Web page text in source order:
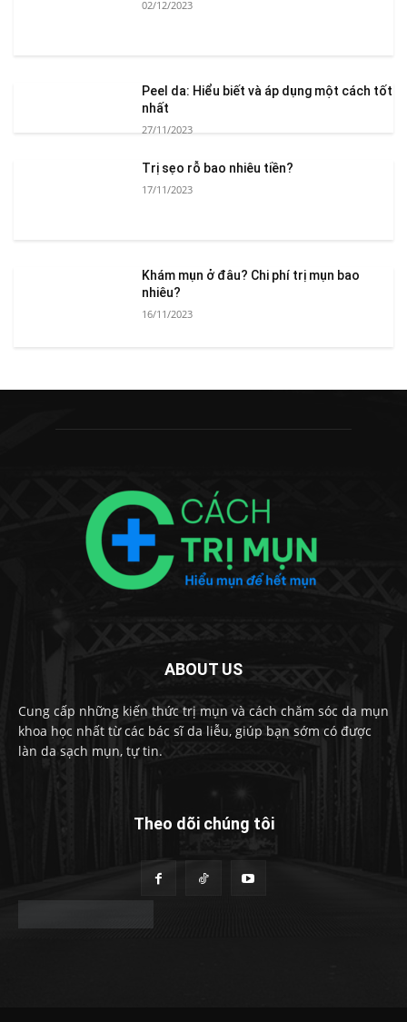
02/12/2023
Peel da: Hiểu biết và áp dụng một cách tốt
nhất
27/11/2023
Trị sẹo rỗ bao nhiêu tiền?
17/11/2023
Khám mụn ở đâu? Chi phí trị mụn bao
nhiêu?
16/11/2023
ABOUT US
Cung cấp những kiến thức trị mụn và cách chăm sóc da mụn
khoa học nhất từ các bác sĩ da liễu, giúp bạn sớm có được
làn da sạch mụn, tự tin.
Theo dõi chúng tôi